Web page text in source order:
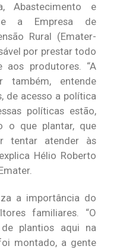
Abastecimento e
e a Empresa de
Rural (Emater-
por prestar todo
produtores. “A
entende
de acesso a política
políticas estão,
o que plantar, que
tentar atender às
Hélio Roberto
a importância do
familiares. “O
plantios aqui na
montado, a gente